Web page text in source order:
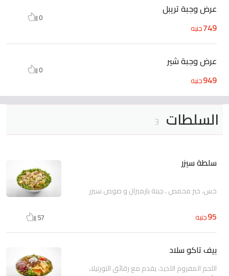
عرض وجبة تريبل
749جنيه
0
عرض وجبة شير
949جنيه
0
السلطات 3
سلطة سيزر
خس، خبز محمص ، جبنة بارميزان و صوص سيزر
95جنيه 57
بيف تاكو سلاد
اللحم المفروم اللذيذ، يقدم مع رقائق التورتيلا،